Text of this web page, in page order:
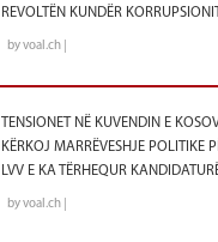
REVOLTËN KUNDËR KORRUPSIONIT
by voal.ch |
TENSIONET NË KUVENDIN E
KËRKOJ MARRËVESHJE POLITIKE
LVV E KA TËRHEQUR
by voal.ch |